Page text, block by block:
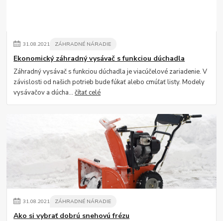
31.08.2021 ZÁHRADNÉ NÁRADIE
Ekonomický záhradný vysávač s funkciou dúchadla
Záhradný vysávač s funkciou dúchadla je viacúčelové zariadenie. V
závislosti od našich potrieb bude fúkať alebo cmúľať listy. Modely
vysávačov a dúcha...čítať celé
31.08.2021 ZÁHRADNÉ NÁRADIE
Ako si vybrať dobrú snehovú frézu